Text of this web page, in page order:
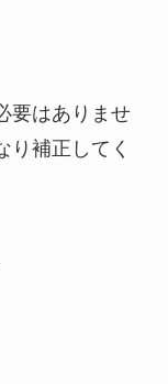
要はありませ
り補正してく